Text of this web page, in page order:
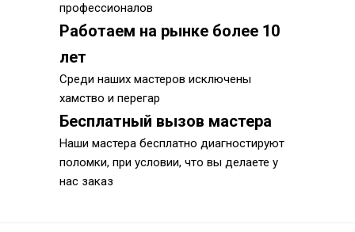
профессионалов
Работаем на рынке более 10
лет
Среди наших мастеров исключены
хамство и перегар
Бесплатный вызов мастера
Наши мастера бесплатно диагностируют
поломки, при условии, что вы делаете у
нас заказ